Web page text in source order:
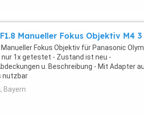
Manueller Fokus Objektiv M4 3
Fokus Objektiv für Panasonic
nur 1x getestet - Zustand ist neu -
u. Beschreibung - Mit Adapter
nutzbar
Bayern